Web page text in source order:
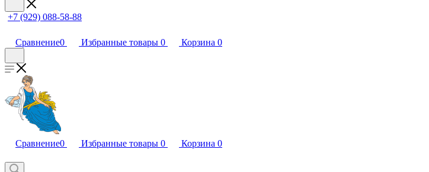
+7 (929) 088-58-88
Сравнение0 Избранные товары 0 Корзина 0
Сравнение0 Избранные товары 0 Корзина 0